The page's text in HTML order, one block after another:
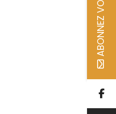
ABONNEZ VOUS